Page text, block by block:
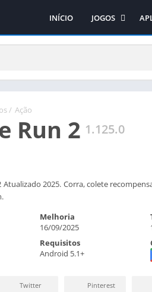
INÍCIO
JOGOS
Ação
Casual
Educativo
RPG
/ Ação
Run 2 1.125.0
Atualizado 2025. Corra, colete
Melhoria
16/09/2025
Requisitos
Android 5.1+
Twitter Pinterest